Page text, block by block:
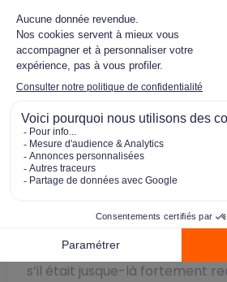
venir, avant une baisse tant
Comment
meilleurs taux
d’emprunt en
Apport personnel
La récente hausse des taux de
d’apports personnels aux
pas obligation légale d’avoir
s’il était jusque-là fortement